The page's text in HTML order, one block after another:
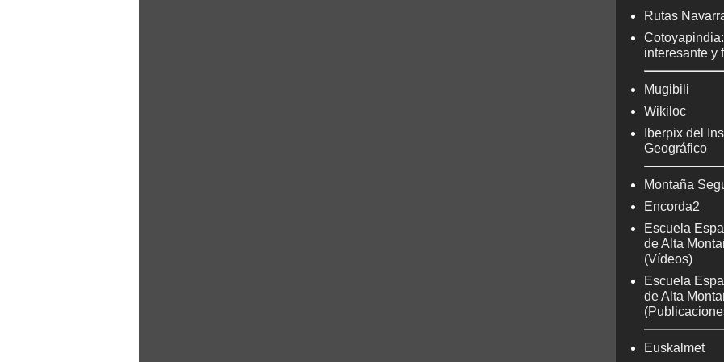
Rutas
interesante y
Mugibili
Wikiloc
Iberpix del
Geográfico
Montaña
Encorda2
Escuela
de Alta
(Vídeos)
Escuela
de Alta
Euskalmet